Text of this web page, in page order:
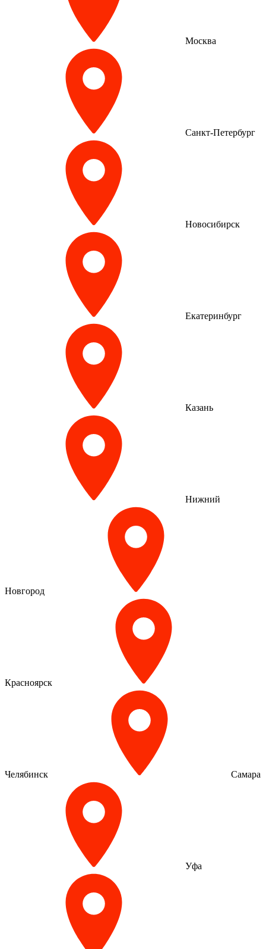
Москва
Санкт-Петербург
Новосибирск
Екатеринбург
Казань
Нижний
Новгород
Красноярск
Челябинск Самара
Уфа